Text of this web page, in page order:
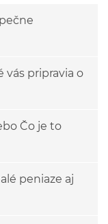
pripravia o
Čo je to
peniaze aj